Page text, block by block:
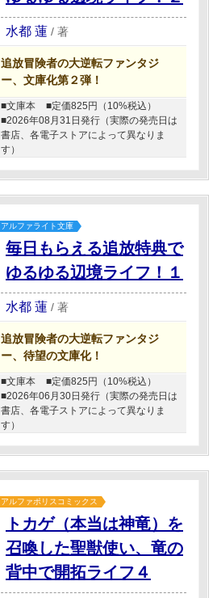
水都 蓮 / 著
追放冒険者の大逆転ファンタジ
ー、文庫化第２弾！
■文庫本
■定価825円（10%税込）
■2026年08月31日発行（実際の発売日は
書店、各電子ストアによって異なりま
す）
アルファライト文庫
毎日もらえる追放特典で
ゆるゆる辺境ライフ！１
水都 蓮 / 著
追放冒険者の大逆転ファンタジ
ー、待望の文庫化！
■文庫本
■定価825円（10%税込）
■2026年06月30日発行（実際の発売日は
書店、各電子ストアによって異なりま
す）
アルファポリスコミックス
トカゲ（本当は神竜）を
召喚した聖獣使い、竜の
背中で開拓ライフ４